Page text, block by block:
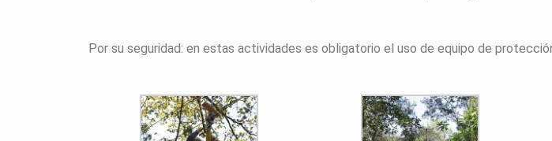
Por su seguridad: en estas actividades es obligatorio el uso de equipo de